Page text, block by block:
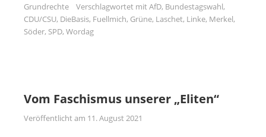
Grundrechte
Verschlagwortet mitAfD, Bundestagswahl,
CDU/CSU, DieBasis, Fuellmich, Grüne, Laschet, Linke, Merkel,
Söder, SPD, Wordag
Vom Faschismus unserer „Eliten“
Veröffentlicht am 11. August 2021